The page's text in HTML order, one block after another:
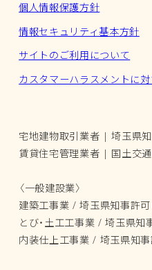
個人情報保護方針
情報セキュリティ基本方針
サイトのご利用について
カスタマーハラスメントに
宅地建物取引業者 | 埼玉県知
賃貸住宅管理業者 | 国土交通
〈一般建設業〉
建築工事業 / 埼玉県知事許可
とび・土工工事業 / 埼玉県知
内装仕上工事業 / 埼玉県知事